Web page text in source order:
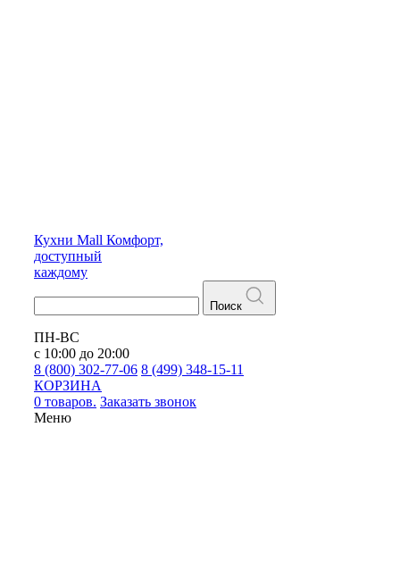
Кухни Mall Комфорт,
доступный
каждому
Поиск
ПН-ВС
с 10:00 до 20:00
8 (800) 302-77-06 8 (499) 348-15-11
КОРЗИНА
0 товаров. Заказать звонок
Меню